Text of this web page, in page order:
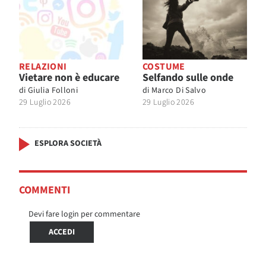
RELAZIONI
Vietare non è educare
di Giulia Folloni
29 Luglio 2026
COSTUME
Selfando sulle onde
di Marco Di Salvo
29 Luglio 2026
ESPLORA SOCIETÀ
COMMENTI
Devi fare login per commentare
ACCEDI